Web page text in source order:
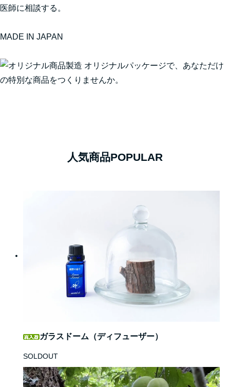
医師に相談する。
MADE IN JAPAN
人気商品POPULAR
ガラスドーム（ディフューザー）
SOLDOUT